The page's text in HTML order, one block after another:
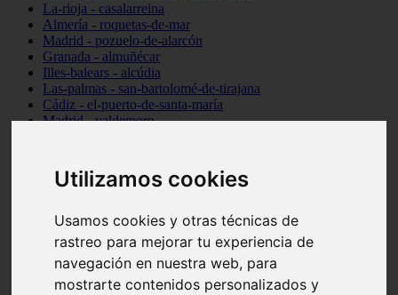
Utilizamos cookies
Usamos cookies y otras técnicas de
rastreo para mejorar tu experiencia de
navegación en nuestra web, para
mostrarte contenidos personalizados y
La-rioja - casalarreina
Almería - roquetas-de-mar
Madrid - pozuelo-de-alarcón
Granada - almuñécar
Illes-balears - alcúdia
Las-palmas - san-bartolomé-de-tirajana
Cádiz - el-puerto-de-santa-maría
Madrid - valdemoro
Cantabria - suances
Sevilla - bormujos
Málaga - júzcar
Huesca - alquézar
Huesca - castejón-de-sos
Lleida - alt-àneu